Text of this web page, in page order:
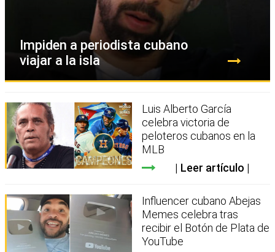
Impiden a periodista cubano
viajar a la isla
Luis Alberto García
celebra victoria de
peloteros cubanos en la
MLB
Leer artículo
Influencer cubano Abejas
Memes celebra tras
recibir el Botón de Plata de
YouTube